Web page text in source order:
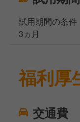
試用期間の条件
3ヵ月
福利厚
交通費